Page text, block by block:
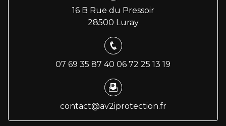
16 B Rue du Pressoir
28500 Luray
07 69 35 87 40 06 72 25 13 19
contact@av2iprotection.fr